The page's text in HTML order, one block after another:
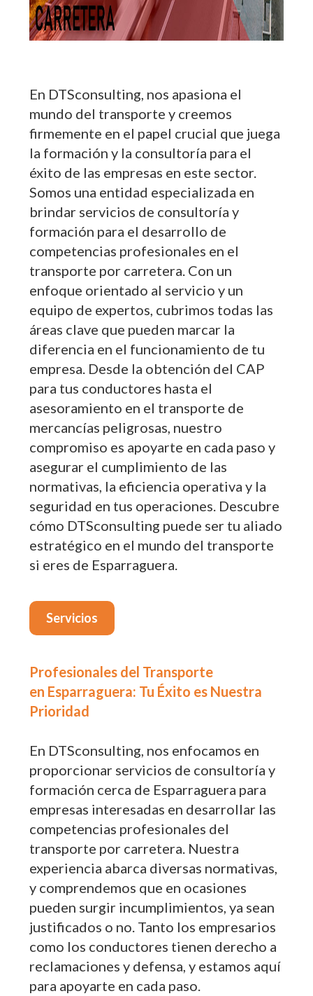
En DTSconsulting, nos apasiona el
mundo del transporte y creemos
firmemente en el papel crucial que juega
la formación y la consultoría para el
éxito de las empresas en este sector.
Somos una entidad especializada en
brindar servicios de consultoría y
formación para el desarrollo de
competencias profesionales en el
transporte por carretera. Con un
enfoque orientado al servicio y un
equipo de expertos, cubrimos todas las
áreas clave que pueden marcar la
diferencia en el funcionamiento de tu
empresa. Desde la obtención del CAP
para tus conductores hasta el
asesoramiento en el transporte de
mercancías peligrosas, nuestro
compromiso es apoyarte en cada paso y
asegurar el cumplimiento de las
normativas, la eficiencia operativa y la
seguridad en tus operaciones. Descubre
cómo DTSconsulting puede ser tu aliado
estratégico en el mundo del transporte
si eres de Esparraguera.
Servicios
Profesionales del Transporte
en Esparraguera: Tu Éxito es Nuestra
Prioridad
En DTSconsulting, nos enfocamos en
proporcionar servicios de consultoría y
formación cerca de Esparraguera para
empresas interesadas en desarrollar las
competencias profesionales del
transporte por carretera. Nuestra
experiencia abarca diversas normativas,
y comprendemos que en ocasiones
pueden surgir incumplimientos, ya sean
justificados o no. Tanto los empresarios
como los conductores tienen derecho a
reclamaciones y defensa, y estamos aquí
para apoyarte en cada paso.